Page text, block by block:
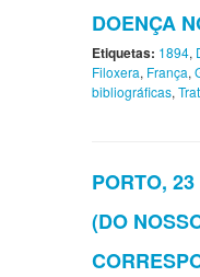
DOENÇA
Etiquetas: 1894,
Filoxera, França,
bibliográficas,
PORTO,
(DO